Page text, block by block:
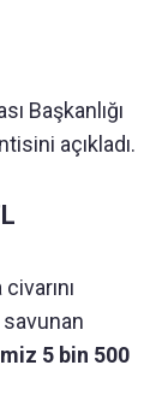
Başkanlığı
açıkladı.
5 bin 500